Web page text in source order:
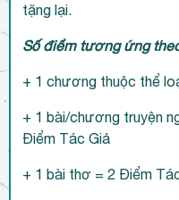
tặng lại.
Số điểm tương ứng
+ 1 chương thuộc thể
+ 1 bài/chương truyện
Điểm Tác Giả
+ 1 bài thơ = 2 Điểm